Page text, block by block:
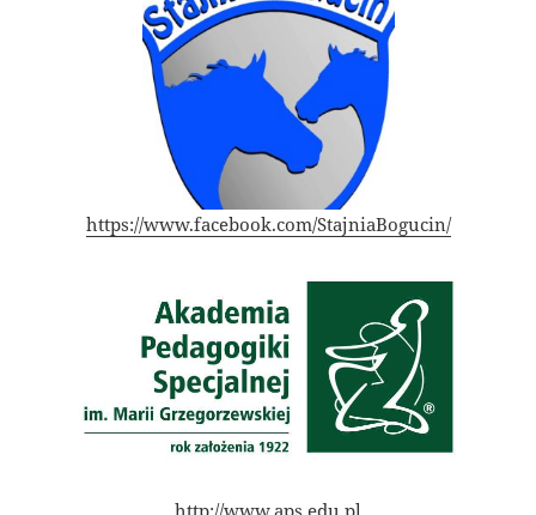
https://www.facebook.com/StajniaBogucin/